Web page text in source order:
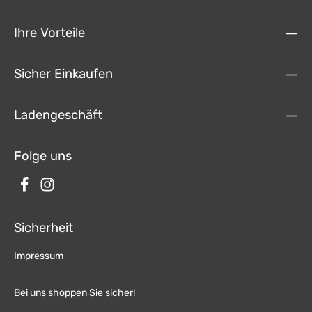
05/2014Peugeot Boxer (Y) 09/2014 - 2023Farbe: schwarz Größe des
Smartphones mit Schutzhülle: 179mm x 85mm x 8,5mm max.
kompatible Smartphones > 7,5W max.10W kompatible Smartphones >
10W max.15W kompatible Smartphones > 15W max.Apple iPhone > 7,5W
Ihre Vorteile
Sicher Einkaufen
Ladengeschäft
Folge uns
Sicherheit
Impressum
Bei uns shoppen Sie sicher!